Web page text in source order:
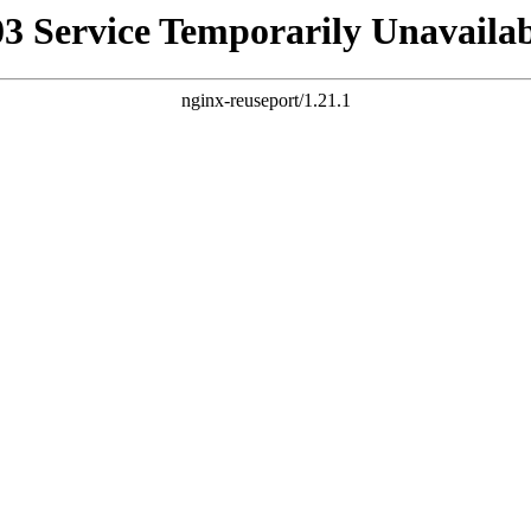
Service Temporarily
nginx-reuseport/1.21.1